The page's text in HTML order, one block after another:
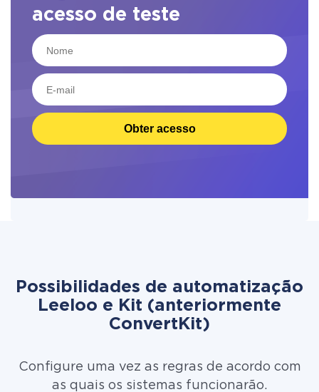
acesso de teste
Obter acesso
Possibilidades de automatização
Leeloo e Kit (anteriormente
ConvertKit)
Configure uma vez as regras de acordo com
as quais os sistemas funcionarão.